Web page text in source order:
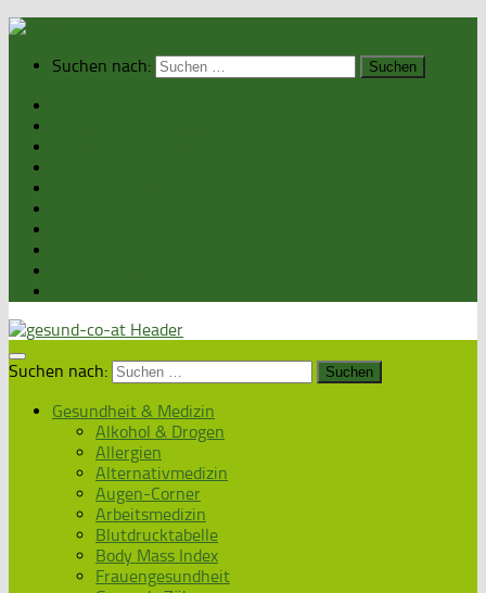
Suchen nach:
Suchen nach:
Gesundheit & Medizin
Alkohol & Drogen
Allergien
Alternativmedizin
Augen-Corner
Arbeitsmedizin
Blutdrucktabelle
Body Mass Index
Frauengesundheit